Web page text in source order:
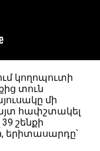
կողոպուտի
տուն
մի
հափշտակել
շենքի
երիտասարդը՝